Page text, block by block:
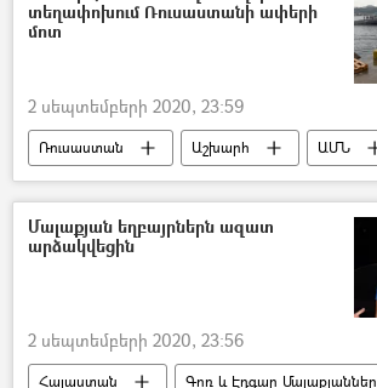
տեղափոխում Ռուսաստանի ափերի
մոտ
2 սեպտեմբերի 2020, 23:59
Ռուսաստան Աշխարհ
ԱՄՆ
Սուզանավ
Մոսկվա
Մալաքյան եղբայրներն ազատ
արձակվեցին
2 սեպտեմբերի 2020, 23:56
Հայաստան
Գոռ և Էդգար Մալաքյաններ